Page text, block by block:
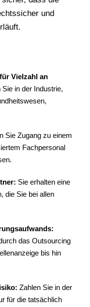
und
Vielzahl an
in der Industrie,
Sie Zugang zu einem
Fachpersonal
Sie erhalten eine
die Sie bei allen
das Outsourcing
bis hin
Zahlen Sie in der
für die tatsächlich